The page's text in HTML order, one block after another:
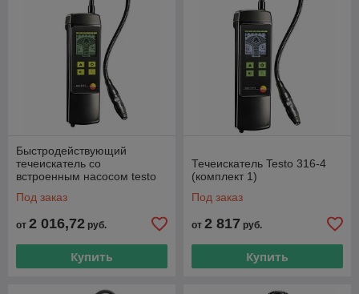
Быстродействующий
течеискатель со
встроенным насосом testo
Под заказ
от 2 016,72 руб.
Купить
Течеискатель Testo 316-4
(комплект 1)
Под заказ
от 2 817 руб.
Купить